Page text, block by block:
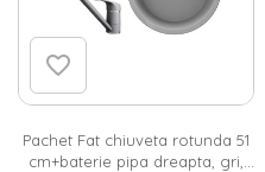
Pachet Fat chiuveta rotunda 51
cm+baterie pipa dreapta, gri,